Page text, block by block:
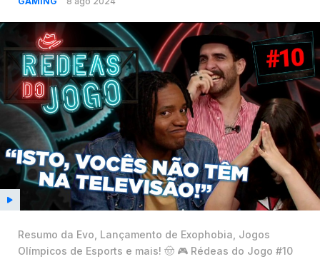
Resumo da Evo, Lançamento de Exophobia, Jogos
Olímpicos de Esports e mais! 🤠 🎮 Rédeas do Jogo #10